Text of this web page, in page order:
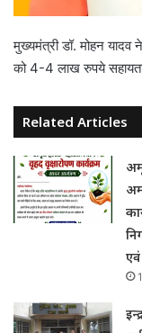
मुख्यमंत्री डॉ. मोहन
को 4-4 लाख रुपये सहायता
Related Articles